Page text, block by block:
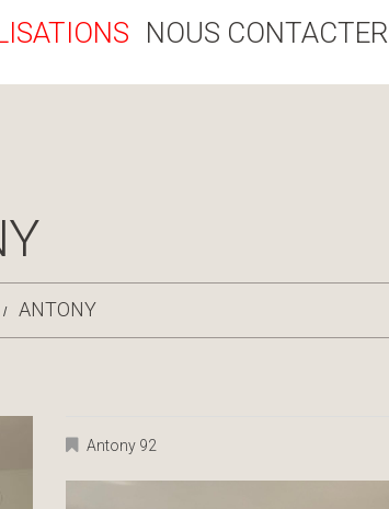
NOUS CONTACTER
ANTONY
Antony 92